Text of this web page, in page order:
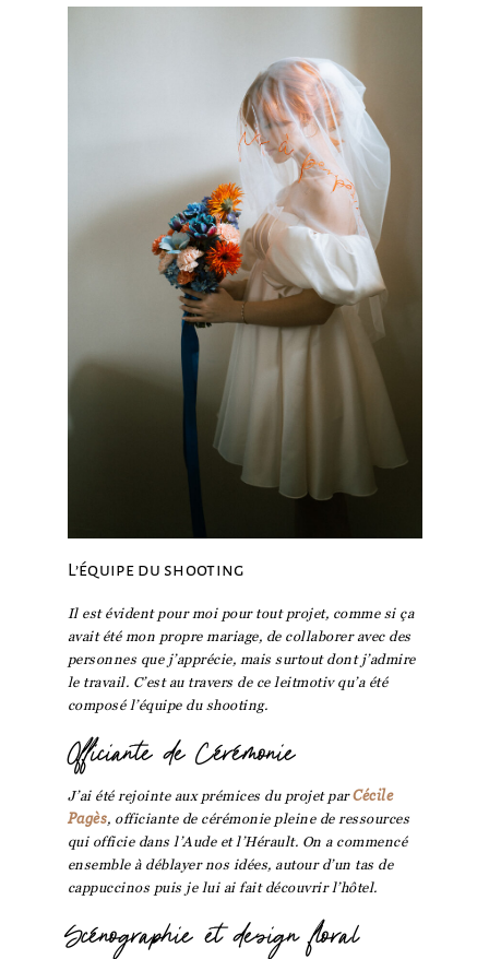
L’équipe du shooting
Il est évident pour moi pour tout projet, comme si ça
avait été mon propre mariage, de collaborer avec des
personnes que j’apprécie, mais surtout dont j’admire
le travail. C’est au travers de ce leitmotiv qu’a été
composé l’équipe du shooting.
Officiante de Cérémonie
J’ai été rejointe aux prémices du projet parCécile
Pagès, officiante de cérémonie pleine de ressources
qui officie dans l’Aude et l’Hérault. On a commencé
ensemble à déblayer nos idées, autour d’un tas de
cappuccinos puis je lui ai fait découvrir l’hôtel.
Scénographie et design floral